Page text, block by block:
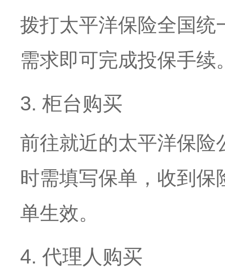
拨打太平洋保险全国统
需求即可完成投保手续
3. 柜台购买
前往就近的太平洋保险
时需填写保单，收到
单生效。
4. 代理人购买